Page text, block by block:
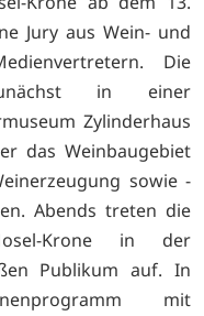
Jury aus Wein- und
Die
in einer
Zylinderhaus
das Weinbaugebiet
sowie -
Abends treten die
Krone in der
Publikum auf. In
mit